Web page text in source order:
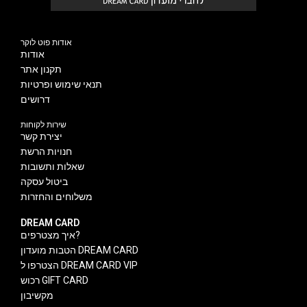
אודות פוט לוקר
אודות
תקנון אתר
תנאי שימוש ופרטיות
דרושים
שירות לקוחות
יצירת קשר
חנויות הרשת
שאלות ותשובות
ביטול עסקה
משלוחים והחזרות
DREAM CARD
איך מצטרפים?
הטבות מועדון DREAM CARD
הצטרפו ל DREAM CARD VIP
רכוש GIFT CARD
מקשיבון